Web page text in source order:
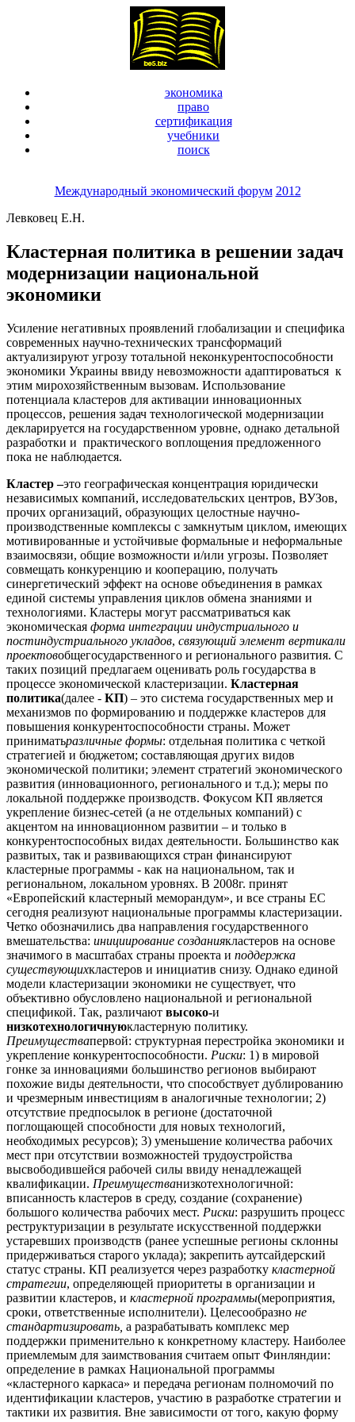
экономика
право
сертификация
учебники
поиск
Международный экономический форум 2012
Левковец Е.Н.
Кластерная политика в решении задач
модернизации национальной
экономики
Усиление негативных проявлений глобализации и специфика
современных научно-технических трансформаций
актуализируют угрозу тотальной неконкурентоспособности
экономики Украины ввиду невозможности адаптироваться к
этим мирохозяйственным вызовам. Использование
потенциала кластеров для активации инновационных
процессов, решения задач технологической модернизации
декларируется на государственном уровне, однако детальной
разработки и практического воплощения предложенного
пока не наблюдается.
Кластер –это географическая концентрация юридически
независимых компаний, исследовательских центров, ВУЗов,
прочих организаций, образующих целостные научно-
производственные комплексы с замкнутым циклом, имеющих
мотивированные и устойчивые формальные и неформальные
взаимосвязи, общие возможности и/или угрозы. Позволяет
совмещать конкуренцию и кооперацию, получать
синергетический эффект на основе объединения в рамках
единой системы управления циклов обмена знаниями и
технологиями. Кластеры могут рассматриваться как
экономическая форма интеграции индустриального и
постиндустриального укладов, связующий элемент вертикали
проектовобщегосударственного и регионального развития. С
таких позиций предлагаем оценивать роль государства в
процессе экономической кластеризации. Кластерная
политика(далее - КП) – это система государственных мер и
механизмов по формированию и поддержке кластеров для
повышения конкурентоспособности страны. Может
приниматьразличные формы: отдельная политика с четкой
стратегией и бюджетом; составляющая других видов
экономической политики; элемент стратегий экономического
развития (инновационного, регионального и т.д.); меры по
локальной поддержке производств. Фокусом КП является
укрепление бизнес-сетей (а не отдельных компаний) с
акцентом на инновационном развитии – и только в
конкурентоспособных видах деятельности. Большинство как
развитых, так и развивающихся стран финансируют
кластерные программы - как на национальном, так и
региональном, локальном уровнях. В 2008г. принят
«Европейский кластерный меморандум», и все страны ЕС
сегодня реализуют национальные программы кластеризации.
Четко обозначились два направления государственного
вмешательства: инициирование созданиякластеров на основе
значимого в масштабах страны проекта и поддержка
существующихкластеров и инициатив снизу. Однако единой
модели кластеризации экономики не существует, что
объективно обусловлено национальной и региональной
спецификой. Так, различают высоко-и
низкотехнологичнуюкластерную политику.
Преимуществапервой: структурная перестройка экономики и
укрепление конкурентоспособности. Риски: 1) в мировой
гонке за инновациями большинство регионов выбирают
похожие виды деятельности, что способствует дублированию
и чрезмерным инвестициям в аналогичные технологии; 2)
отсутствие предпосылок в регионе (достаточной
поглощающей способности для новых технологий,
необходимых ресурсов); 3) уменьшение количества рабочих
мест при отсутствии возможностей трудоустройства
высвободившейся рабочей силы ввиду ненадлежащей
квалификации. Преимуществанизкотехнологичной:
вписанность кластеров в среду, создание (сохранение)
большого количества рабочих мест. Риски: разрушить процесс
реструктуризации в результате искусственной поддержки
устаревших производств (ранее успешные регионы склонны
придерживаться старого уклада); закрепить аутсайдерский
статус страны. КП реализуется через разработку кластерной
стратегии, определяющей приоритеты в организации и
развитии кластеров, и кластерной программы(мероприятия,
сроки, ответственные исполнители). Целесообразно не
стандартизировать, а разрабатывать комплекс мер
поддержки применительно к конкретному кластеру. Наиболее
приемлемым для заимствования считаем опыт Финляндии:
определение в рамках Национальной программы
«кластерного каркаса» и передача регионам полномочий по
идентификации кластеров, участию в разработке стратегии и
тактики их развития. Вне зависимости от того, какую форму